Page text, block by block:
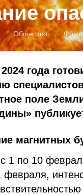
Общество
года
поле
магнитных
1 по 10
февраля,